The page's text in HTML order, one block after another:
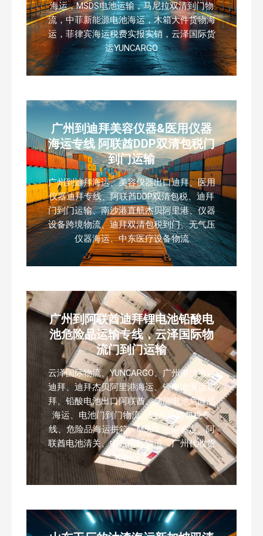
海运，MSDS电池运输，马尼拉双清到门物
流，中菲新能源电池海运，木箱大件货物海
运，菲律宾海运税费实报实销，云泽国际货
运YUNCARGO
广州到迪拜美容仪器&医用仪器
海运专线 阿联酋DDP双清包税门
到门运输
广州到迪拜海运、美容仪器出口迪拜、医用
仪器迪拜专线、阿联酋DDP双清包税、迪拜
门到门运输、南沙港直航杰贝阿里港、仪器
设备跨境物流、迪拜双清包税到门、无气压
仪器海运、中东医疗设备物流
广州到阿联酋迪拜锂电池铅酸电
池危险品运输专线，云泽国际物
流门到门运输
云泽国际物流、YUNCARGO、广州南沙海运
迪拜、迪拜杰贝阿里港海运、锂电池海运迪
拜、铅酸电池出口阿联酋、储能电池危险品
海运、电池门到门物流、迪拜双清包税专
线、危险品海运拼箱、MSDS 运输鉴定、阿
联酋电池清关、中东国际物流、广州代收货
装柜报关